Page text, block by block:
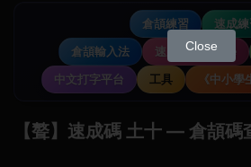
倉頡練習
速成練
倉頡輸入法
速成輸入法教學
中文打字平台
工具 《中小
【聱】速成碼 土十 — 倉頡碼
Close